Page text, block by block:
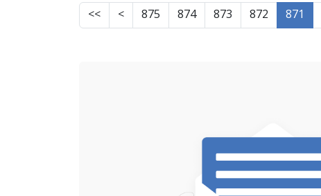
871
872
873
874
875
>
>>